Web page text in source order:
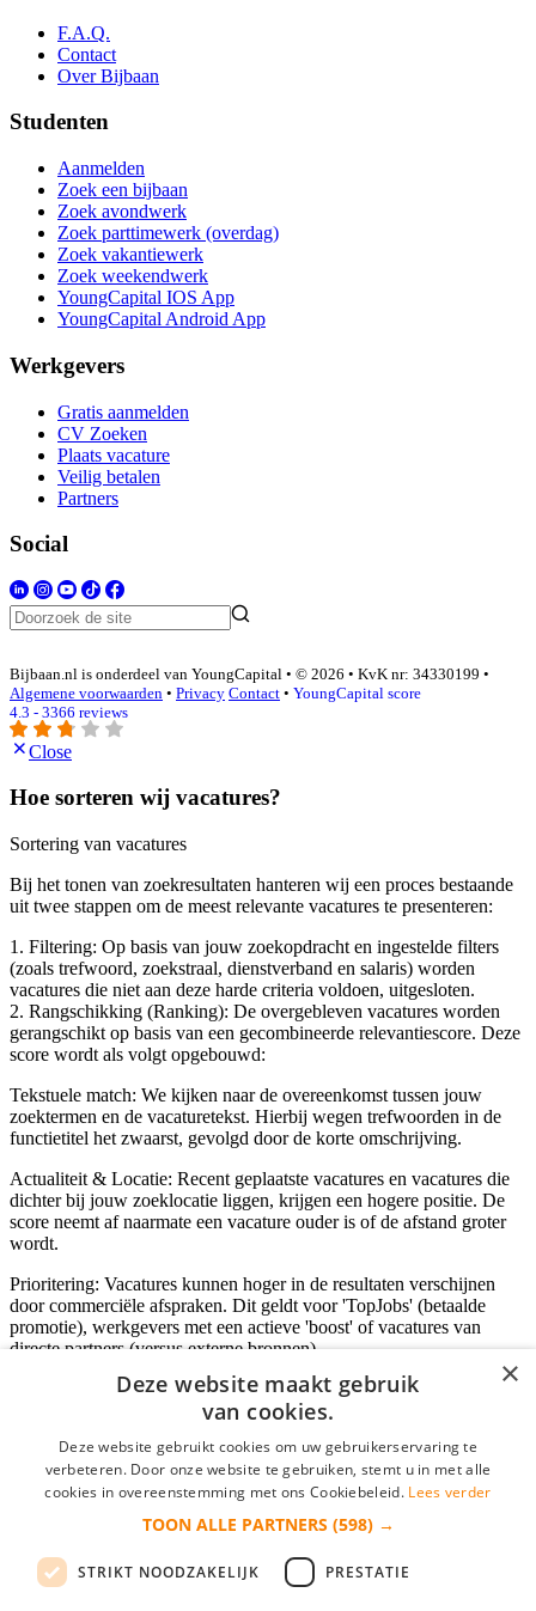
F.A.Q.
Contact
Over Bijbaan
Studenten
Aanmelden
Zoek een bijbaan
Zoek avondwerk
Zoek parttimewerk (overdag)
Zoek vakantiewerk
Zoek weekendwerk
YoungCapital IOS App
YoungCapital Android App
Werkgevers
Gratis aanmelden
CV Zoeken
Plaats vacature
Veilig betalen
Partners
Social
Bijbaan.nl is onderdeel van YoungCapital • © 2026 • KvK nr: 34330199 •
Algemene voorwaarden • Privacy Contact • YoungCapital score
4.3 - 3366 reviews
Close
Hoe sorteren wij vacatures?
Sortering van vacatures
Bij het tonen van zoekresultaten hanteren wij een proces bestaande
uit twee stappen om de meest relevante vacatures te presenteren:
1. Filtering: Op basis van jouw zoekopdracht en ingestelde filters
(zoals trefwoord, zoekstraal, dienstverband en salaris) worden
vacatures die niet aan deze harde criteria voldoen, uitgesloten.
2. Rangschikking (Ranking): De overgebleven vacatures worden
gerangschikt op basis van een gecombineerde relevantiescore. Deze
score wordt als volgt opgebouwd:
Tekstuele match: We kijken naar de overeenkomst tussen jouw
zoektermen en de vacaturetekst. Hierbij wegen trefwoorden in de
functietitel het zwaarst, gevolgd door de korte omschrijving.
Actualiteit & Locatie: Recent geplaatste vacatures en vacatures die
dichter bij jouw zoeklocatie liggen, krijgen een hogere positie. De
score neemt af naarmate een vacature ouder is of de afstand groter
wordt.
Prioritering: Vacatures kunnen hoger in de resultaten verschijnen
door commerciële afspraken. Dit geldt voor 'TopJobs' (betaalde
promotie), werkgevers met een actieve 'boost' of vacatures van
directe partners (versus externe bronnen).
Inloggen als bedrijf
*
login gegevens onthouden
×
Deze website maakt gebruik
van cookies.
Deze website gebruikt cookies om uw gebruikerservaring te
verbeteren. Door onze website te gebruiken, stemt u in met alle
cookies in overeenstemming met ons Cookiebeleid. Lees verder
TOON ALLE PARTNERS (598) →
STRIKT NOODZAKELIJK PRESTATIE